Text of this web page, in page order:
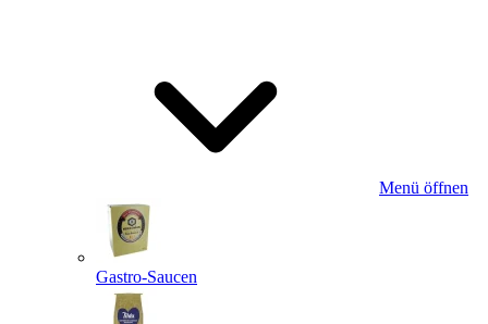
Menü öffnen
Gastro-Saucen